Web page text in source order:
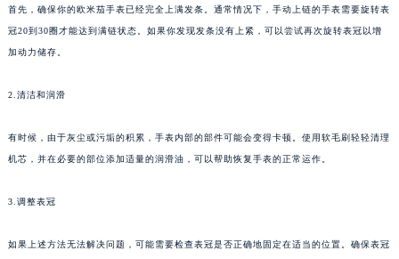
首先，确保你的欧米茄手表已经完全上满发条。通常情况下，手动上链的手表需要旋转表
冠20到30圈才能达到满链状态。如果你发现发条没有上紧，可以尝试再次旋转表冠以增
加动力储存。
2.清洁和润滑
有时候，由于灰尘或污垢的积累，手表内部的部件可能会变得卡顿。使用软毛刷轻轻清理
机芯，并在必要的部位添加适量的润滑油，可以帮助恢复手表的正常运作。
3.调整表冠
如果上述方法无法解决问题，可能需要检查表冠是否正确地固定在适当的位置。确保表冠